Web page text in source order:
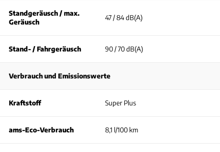
Standgeräusch / max.
Geräusch
47 / 84 dB(A)
Stand- / Fahrgeräusch 90 / 70 dB(A)
Verbrauch und Emissionswerte
Kraftstoff Super Plus
ams-Eco-Verbrauch 8,1 l/100 km